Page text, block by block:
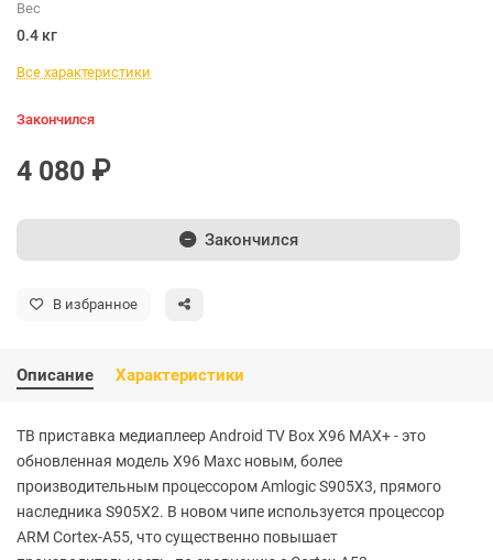
Вес
0.4 кг
Все характеристики
Закончился
4 080 ₽
Закончился
В избранное
Описание Характеристики
ТВ приставка медиаплеер Android TV Box X96 MAX+ - это
обновленная модель X96 Maxс новым, более
производительным процессором Amlogic S905X3, прямого
наследника S905X2. В новом чипе используется процессор
ARM Cortex-A55, что существенно повышает